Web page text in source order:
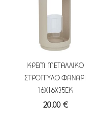
ΚΡΕΜ ΜΕΤΑΛΛΙΚΟ
ΣΤΡΟΓΓΥΛΟ ΦΑΝΑΡΙ
16Χ16Χ35ΕΚ
20.00 €